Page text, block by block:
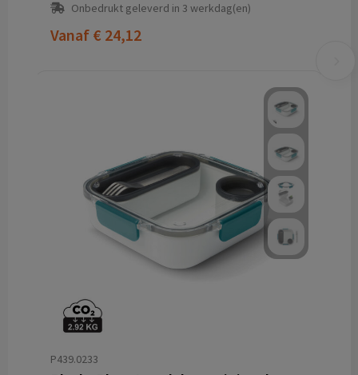
Onbedrukt geleverd in 3 werkdag(en)
Vanaf € 24,12
P439.0233